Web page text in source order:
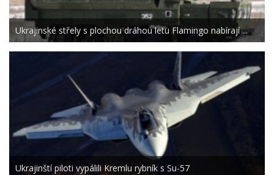
Ukrajinské střely s plochou dráhou letu Flamingo nabírají ...
Ukrajinští piloti vypálili Kremlu rybník s Su-57